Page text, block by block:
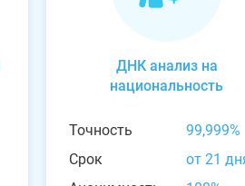
ДНК анализ на
национальность
Точность
99,999%
Срок
от 21